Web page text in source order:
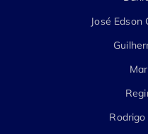
José Edson